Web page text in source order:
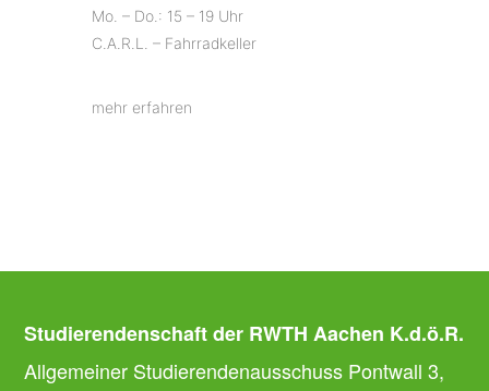
Mo. – Do.: 15 – 19 Uhr
C.A.R.L. – Fahrradkeller
mehr erfahren
Studierendenschaft der RWTH Aachen K.d.ö.R.
Allgemeiner Studierendenausschuss Pontwall 3,